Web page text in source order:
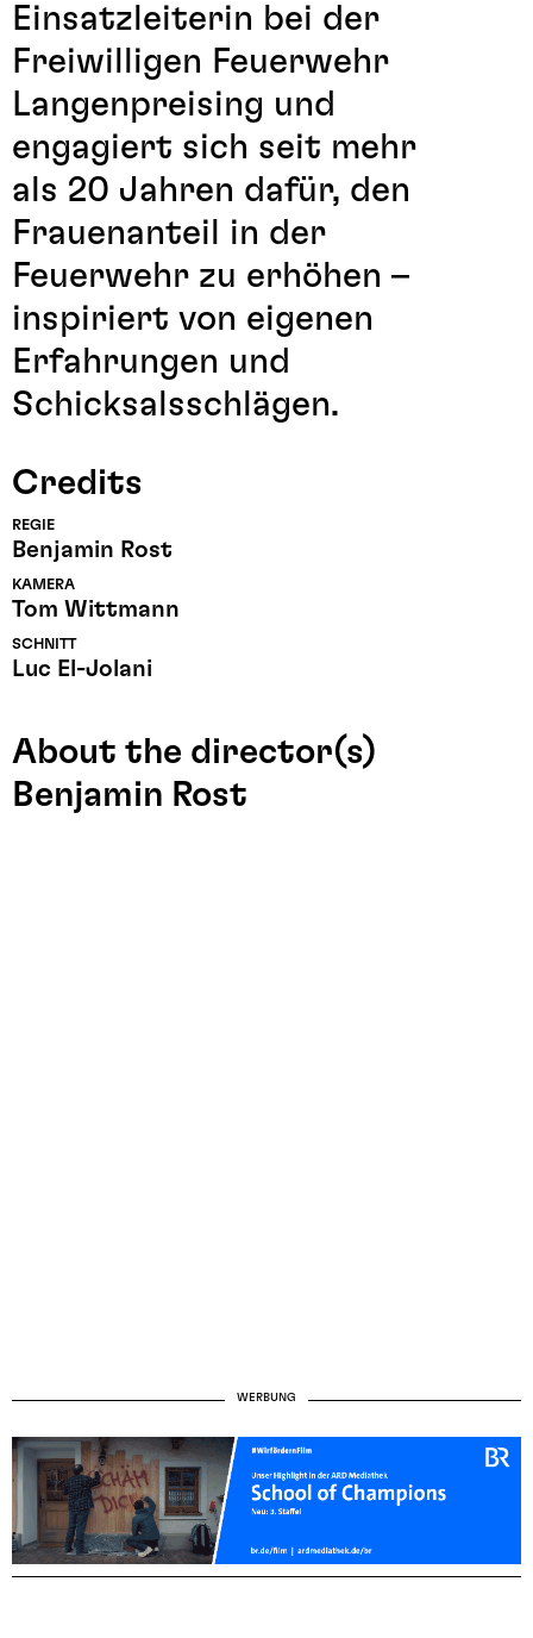
Einsatzleiterin bei der
Freiwilligen Feuerwehr
Langenpreising und
engagiert sich seit mehr
als 20 Jahren dafür, den
Frauenanteil in der
Feuerwehr zu erhöhen –
inspiriert von eigenen
Erfahrungen und
Schicksalsschlägen.
Credits
REGIE
Benjamin Rost
KAMERA
Tom Wittmann
SCHNITT
Luc El-Jolani
About the director(s)
Benjamin Rost
WERBUNG